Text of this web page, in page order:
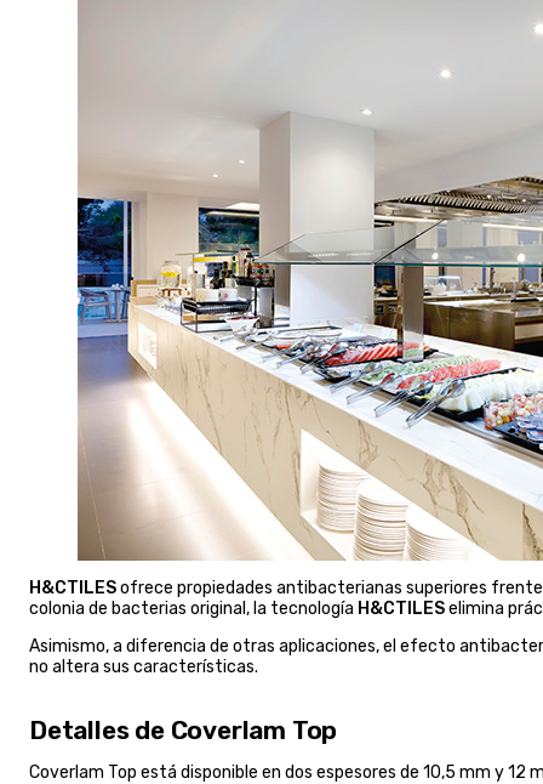
H&CTILESofrece propiedades antibacterianas superiores
colonia de bacterias original, la tecnología H&CTILESelimina
Asimismo, a diferencia de otras aplicaciones, el efecto
no altera sus características.
Detalles de Coverlam Top
Coverlam Top está disponible en dos espesores de 10,5 mm y